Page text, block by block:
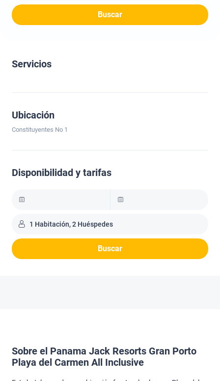
Buscar
Servicios
Ubicación
Constituyentes No 1
Disponibilidad y tarifas
1 Habitación, 2 Huéspedes
Buscar
Sobre el Panama Jack Resorts Gran Porto
Playa del Carmen All Inclusive